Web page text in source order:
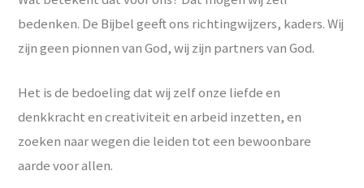
bedenken. De Bijbel geeft ons richtingwijzers, kaders. Wij
zijn geen pionnen van God, wij zijn partners van God.
Het is de bedoeling dat wij zelf onze liefde en
denkkracht en creativiteit en arbeid inzetten, en
zoeken naar wegen die leiden tot een bewoonbare
aarde voor allen.